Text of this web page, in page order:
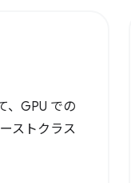
、GPU での
ストクラス